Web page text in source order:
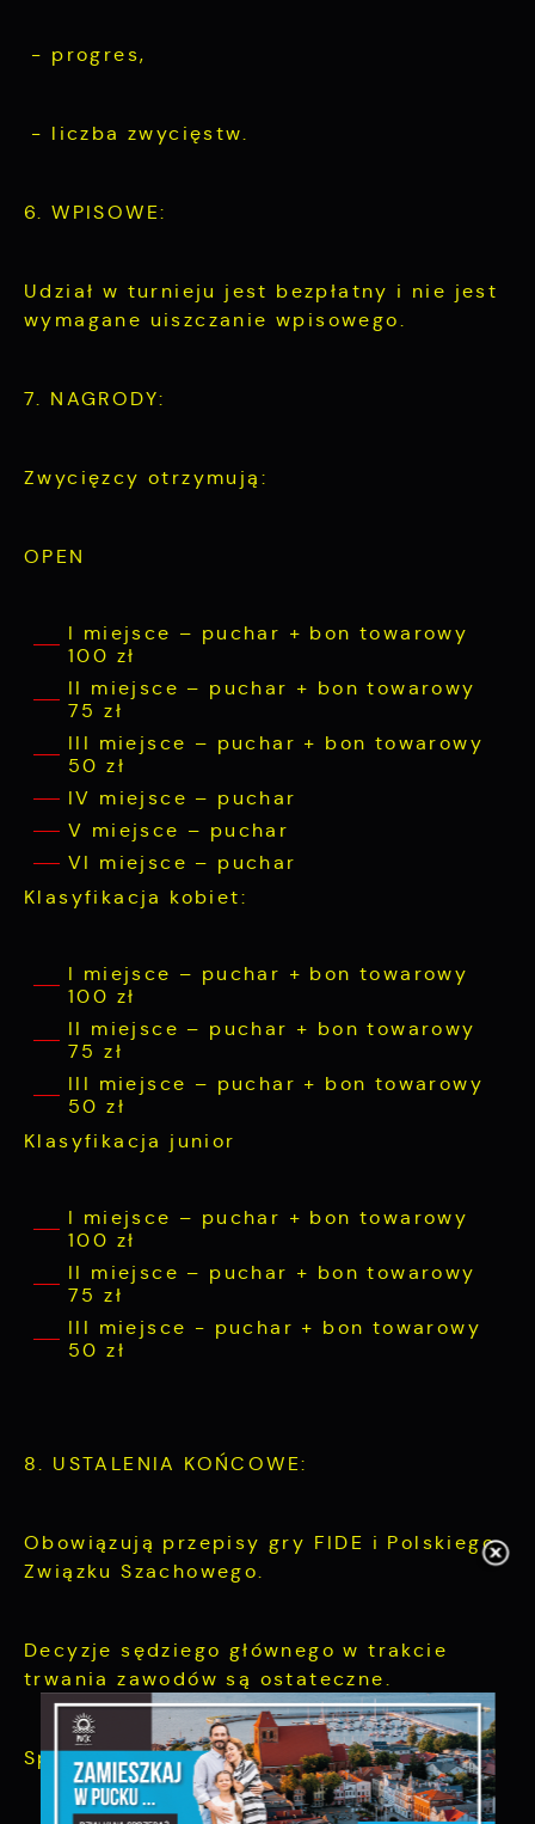
- progres,
- liczba zwycięstw.
6. WPISOWE:
Udział w turnieju jest bezpłatny i nie jest
wymagane uiszczanie wpisowego.
7. NAGRODY:
Zwycięzcy otrzymują:
OPEN
I miejsce – puchar + bon towarowy
100 zł
II miejsce – puchar + bon towarowy
75 zł
III miejsce – puchar + bon towarowy
50 zł
IV miejsce – puchar
V miejsce – puchar
VI miejsce – puchar
Klasyfikacja kobiet:
I miejsce – puchar + bon towarowy
100 zł
II miejsce – puchar + bon towarowy
75 zł
III miejsce – puchar + bon towarowy
50 zł
Klasyfikacja junior
I miejsce – puchar + bon towarowy
100 zł
II miejsce – puchar + bon towarowy
75 zł
III miejsce - puchar + bon towarowy
50 zł
8. USTALENIA KOŃCOWE:
Obowiązują przepisy gry FIDE i Polskiego
Związku Szachowego.
Decyzje sędziego głównego w trakcie
trwania zawodów są ostateczne.
Sprzęt szachowy zapewnia organizator.